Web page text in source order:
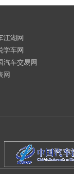
江湖网
学车网
汽车交易网
网